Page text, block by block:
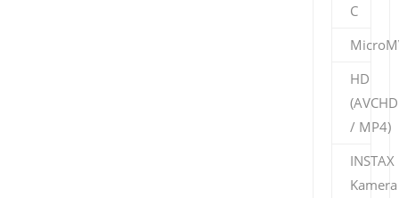
C
HD
(AVCHD
/ MP4)
INSTAX
Kamera